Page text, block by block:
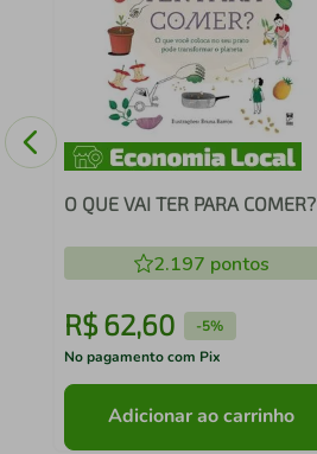
O QUE VAI TER PARA COMER?
2.197 pontos
R$ 62,60 -5%
No pagamento com Pix
Adicionar ao carrinho